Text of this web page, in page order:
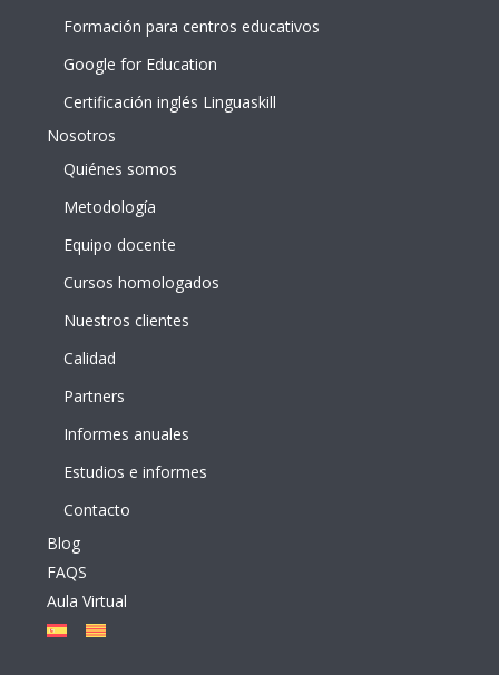
Formación para centros educativos
Google for Education
Certificación inglés Linguaskill
Nosotros
Quiénes somos
Metodología
Equipo docente
Cursos homologados
Nuestros clientes
Calidad
Partners
Informes anuales
Estudios e informes
Contacto
Blog
FAQS
Aula Virtual